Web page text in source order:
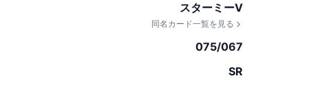
スターミーV
同名カード一覧を見る
075/067
SR